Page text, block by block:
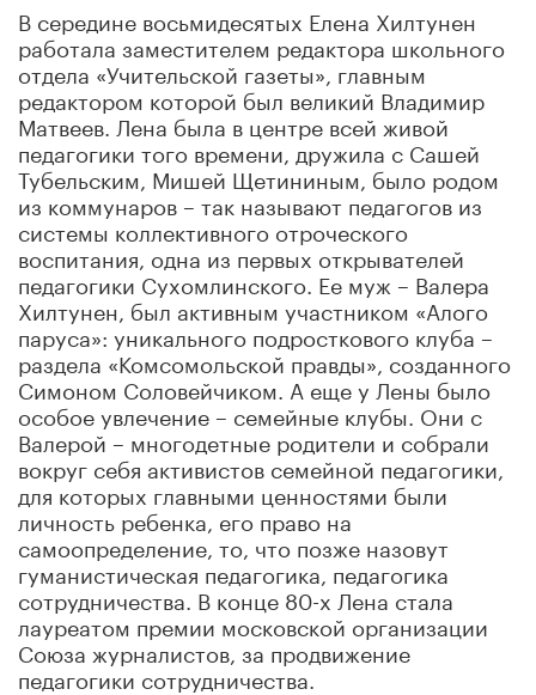
В середине восьмидесятых Елена Хилтунен
работала заместителем редактора школьного
отдела «Учительской газеты», главным
редактором которой был великий Владимир
Матвеев. Лена была в центре всей живой
педагогики того времени, дружила с Сашей
Тубельским, Мишей Щетининым, было родом
из коммунаров – так называют педагогов из
системы коллективного отроческого
воспитания, одна из первых открывателей
педагогики Сухомлинского. Ее муж – Валера
Хилтунен, был активным участником «Алого
паруса»: уникального подросткового клуба –
раздела «Комсомольской правды», созданного
Симоном Соловейчиком. А еще у Лены было
особое увлечение – семейные клубы. Они с
Валерой – многодетные родители и собрали
вокруг себя активистов семейной педагогики,
для которых главными ценностями были
личность ребенка, его право на
самоопределение, то, что позже назовут
гуманистическая педагогика, педагогика
сотрудничества. В конце 80-х Лена стала
лауреатом премии московской организации
Союза журналистов, за продвижение
педагогики сотрудничества.